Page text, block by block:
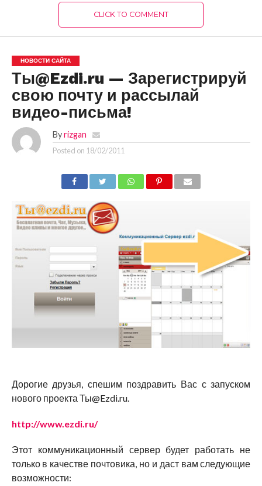
CLICK TO COMMENT
НОВОСТИ САЙТА
Ты@Ezdi.ru — Зарегистрируй
свою почту и рассылай
видео-письма!
By rizgan
Posted on 18/02/2011
Дорогие друзья, спешим поздравить Вас с запуском
нового проекта Ты@Ezdi.ru.
http://www.ezdi.ru/
Этот коммуникационный сервер будет работать не
только в качестве почтовика, но и даст вам следующие
возможности: